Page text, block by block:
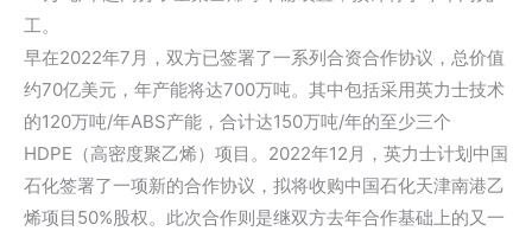
工。
早在2022年7月，双方已签署了一系列合资合作协议，总价值
约70亿美元，年产能将达700万吨。其中包括采用英力士技术
的120万吨/年ABS产能，合计达150万吨/年的至少三个
HDPE（高密度聚乙烯）项目。2022年12月，英力士计划中国
石化签署了一项新的合作协议，拟将收购中国石化天津南港乙
烯项目50%股权。此次合作则是继双方去年合作基础上的又一